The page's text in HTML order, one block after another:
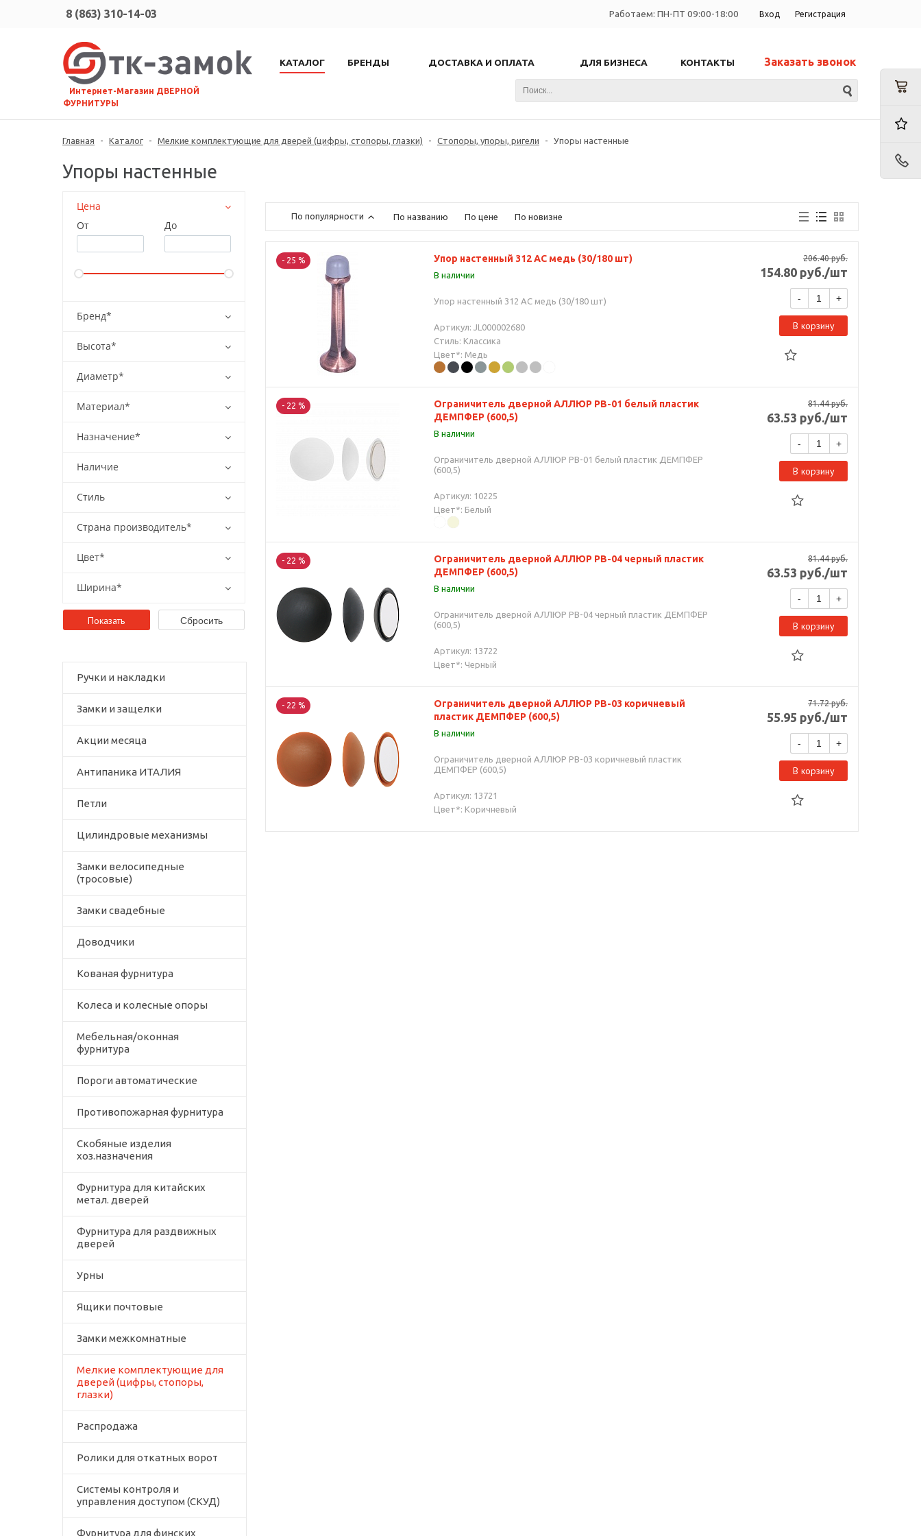
Вход Регистрация
Работаем: ПН-ПТ 09:00-18:00
8 (863) 310-14-03
⠀Интернет-Магазин ДВЕРНОЙ
ФУРНИТУРЫ
КАТАЛОГ БРЕНДЫ ДОСТАВКА И ОПЛАТА ДЛЯ БИЗНЕСА КОНТАКТЫ Заказать звонок
Главная - Каталог - Мелкие комплектующие для дверей (цифры, стопоры, глазки) - Стопоры, упоры, ригели - Упоры настенные
Упоры настенные
Цена
От
До
Бренд*
Высота*
Диаметр*
Материал*
Назначение*
Наличие
Стиль
Страна производитель*
Цвет*
Ширина*
Ручки и накладки
Замки и защелки
Акции месяца
Антипаника ИТАЛИЯ
Петли
Цилиндровые механизмы
Замки велосипедные
(тросовые)
Замки свадебные
Доводчики
Кованая фурнитура
Колеса и колесные опоры
Мебельная/оконная
фурнитура
Пороги автоматические
Противопожарная фурнитура
Скобяные изделия
хоз.назначения
Фурнитура для китайских
метал. дверей
Фурнитура для раздвижных
дверей
Урны
Ящики почтовые
Замки межкомнатные
Мелкие комплектующие для
дверей (цифры, стопоры,
глазки)
Распродажа
Ролики для откатных ворот
Системы контроля и
управления доступом (СКУД)
Фурнитура для финских
По популярности По названию По цене По новизне
- 25 % Упор настенный 312 AC медь (30/180 шт)
В наличии
Упор настенный 312 AC медь (30/180 шт)
Артикул: JL000002680
Стиль: Классика
Цвет*: Медь
206.40руб.
154.80 руб./шт
- +
В корзину
- 22 %
Ограничитель дверной АЛЛЮР PB-01 белый пластик
ДЕМПФЕР (600,5)
В наличии
Ограничитель дверной АЛЛЮР PB-01 белый пластик ДЕМПФЕР
(600,5)
Артикул: 10225
Цвет*: Белый
81.44руб.
63.53 руб./шт
- +
В корзину
- 22 %
Ограничитель дверной АЛЛЮР PB-04 черный пластик
ДЕМПФЕР (600,5)
В наличии
Ограничитель дверной АЛЛЮР PB-04 черный пластик ДЕМПФЕР
(600,5)
Артикул: 13722
Цвет*: Черный
81.44руб.
63.53 руб./шт
- +
В корзину
- 22 %
Ограничитель дверной АЛЛЮР PB-03 коричневый
пластик ДЕМПФЕР (600,5)
В наличии
Ограничитель дверной АЛЛЮР PB-03 коричневый пластик
ДЕМПФЕР (600,5)
Артикул: 13721
Цвет*: Коричневый
71.72руб.
55.95 руб./шт
- +
В корзину